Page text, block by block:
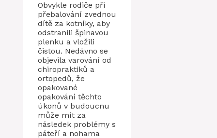
Obvykle rodiče při
přebalování zvednou
dítě za kotníky, aby
odstranili špinavou
plenku a vložili
čistou. Nedávno se
objevila varování od
chiropraktiků a
ortopedů, že
opakované
opakování těchto
úkonů v budoucnu
může mít za
následek problémy s
páteří a nohama